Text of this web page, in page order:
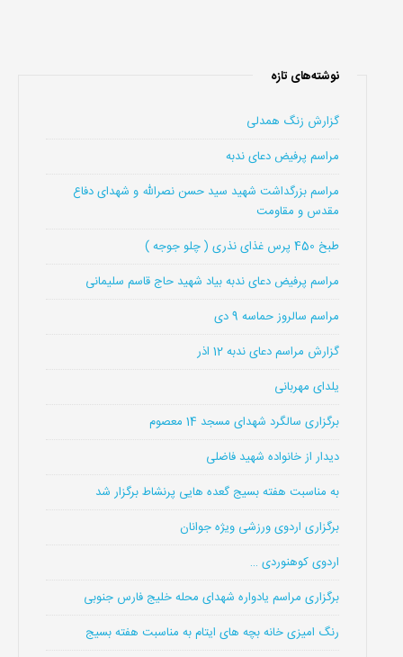
نوشته‌های تازه
گزارش زنگ همدلی
مراسم پرفیض دعای ندبه
مراسم بزرگداشت شهید سید حسن نصرالله و شهدای دفاع
مقدس و مقاومت
طبخ 450 پرس غذای نذری ( چلو جوجه )
مراسم پرفیض دعای ندبه بیاد شهید حاج قاسم سلیمانی
مراسم سالروز حماسه 9 دی
گزارش مراسم دعای ندبه 12 اذر
یلدای مهربانی
برگزاری سالگرد شهدای مسجد 14 معصوم
دیدار از خانواده شهید فاضلی
به مناسبت هفته بسیج گعده هایی پرنشاط برگزار شد
برگزاری اردوی ورزشی ویژه جوانان
اردوی کوهنوردی …
برگزاری مراسم یادواره شهدای محله خلیج فارس جنوبی
رنگ امیزی خانه بچه های ایتام به مناسبت هفته بسیج